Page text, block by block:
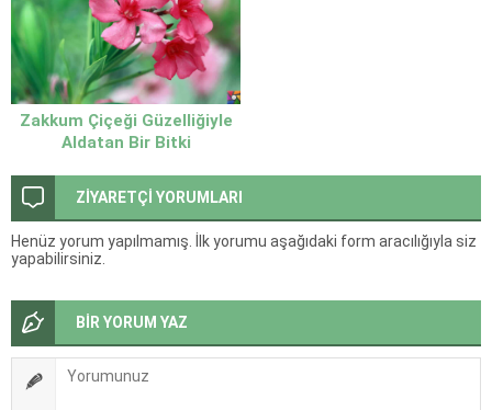
Zakkum Çiçeği Güzelliğiyle
Aldatan Bir Bitki
ZİYARETÇİ YORUMLARI
Henüz yorum yapılmamış. İlk yorumu aşağıdaki form aracılığıyla siz
yapabilirsiniz.
BİR YORUM YAZ